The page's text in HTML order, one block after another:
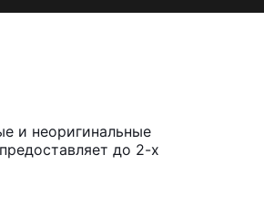
и неоригинальные
до 2-х